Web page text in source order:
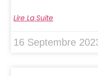
Lire La Suite
16 Septembre